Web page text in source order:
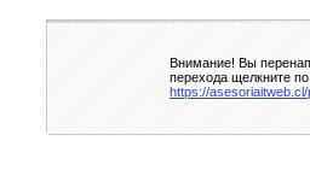
Внимание! Вы
перехода щелкните
https://